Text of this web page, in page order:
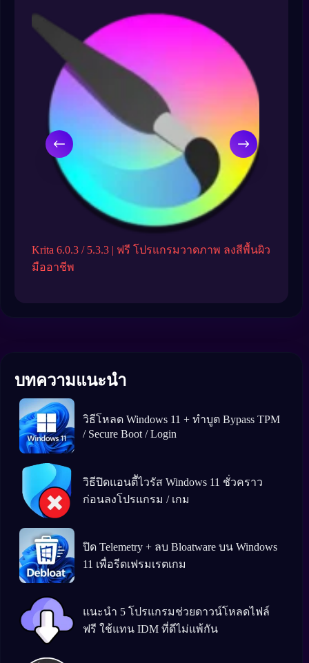
Krita 6.0.3 / 5.3.3 | ฟรี โปรแกรมวาดภาพ ลงสีพื้นผิว
มืออาชีพ
บทความแนะนำ
วิธีโหลด Windows 11 + ทำบูต Bypass TPM
/ Secure Boot / Login
วิธีปิดแอนตีัไวรัส Windows 11 ชั่วคราว
ก่อนลงโปรแกรม / เกม
ปิด Telemetry + ลบ Bloatware บน Windows
11 เพื่อรีดเฟรมเรตเกม
แนะนำ 5 โปรแกรมช่วยดาวน์โหลดไฟล์
ฟรี ใช้แทน IDM ที่ดีไม่แพ้กัน